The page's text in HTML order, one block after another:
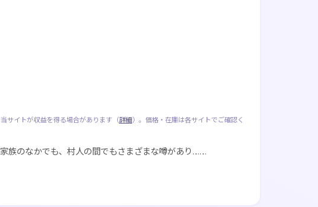
サイトが収益を得る場合があります（詳細）。価格・在庫は各サイトでご確認く
族のなかでも、村人の間でもさまざまな噂があり……